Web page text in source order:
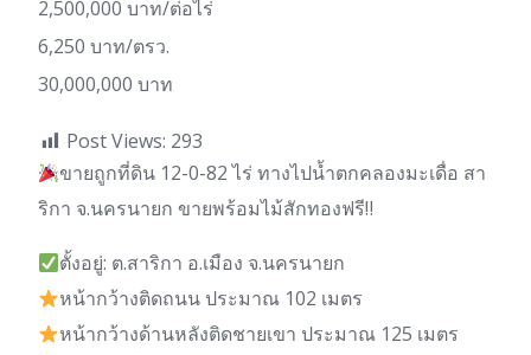
2,500,000 บาท/ต่อไร่
6,250 บาท/ตรว.
30,000,000 บาท
Post Views: 293
ขายถูกที่ดิน 12-0-82 ไร่ ทางไปน้ำตกคลองมะเดื่อ สา
ริกา จ.นครนายก ขายพร้อมไม้สักทองฟรี‼
ตั้งอยู่: ต.สาริกา อ.เมือง จ.นครนายก
หน้ากว้างติดถนน ประมาณ 102 เมตร
หน้ากว้างด้านหลังติดชายเขา ประมาณ 125 เมตร